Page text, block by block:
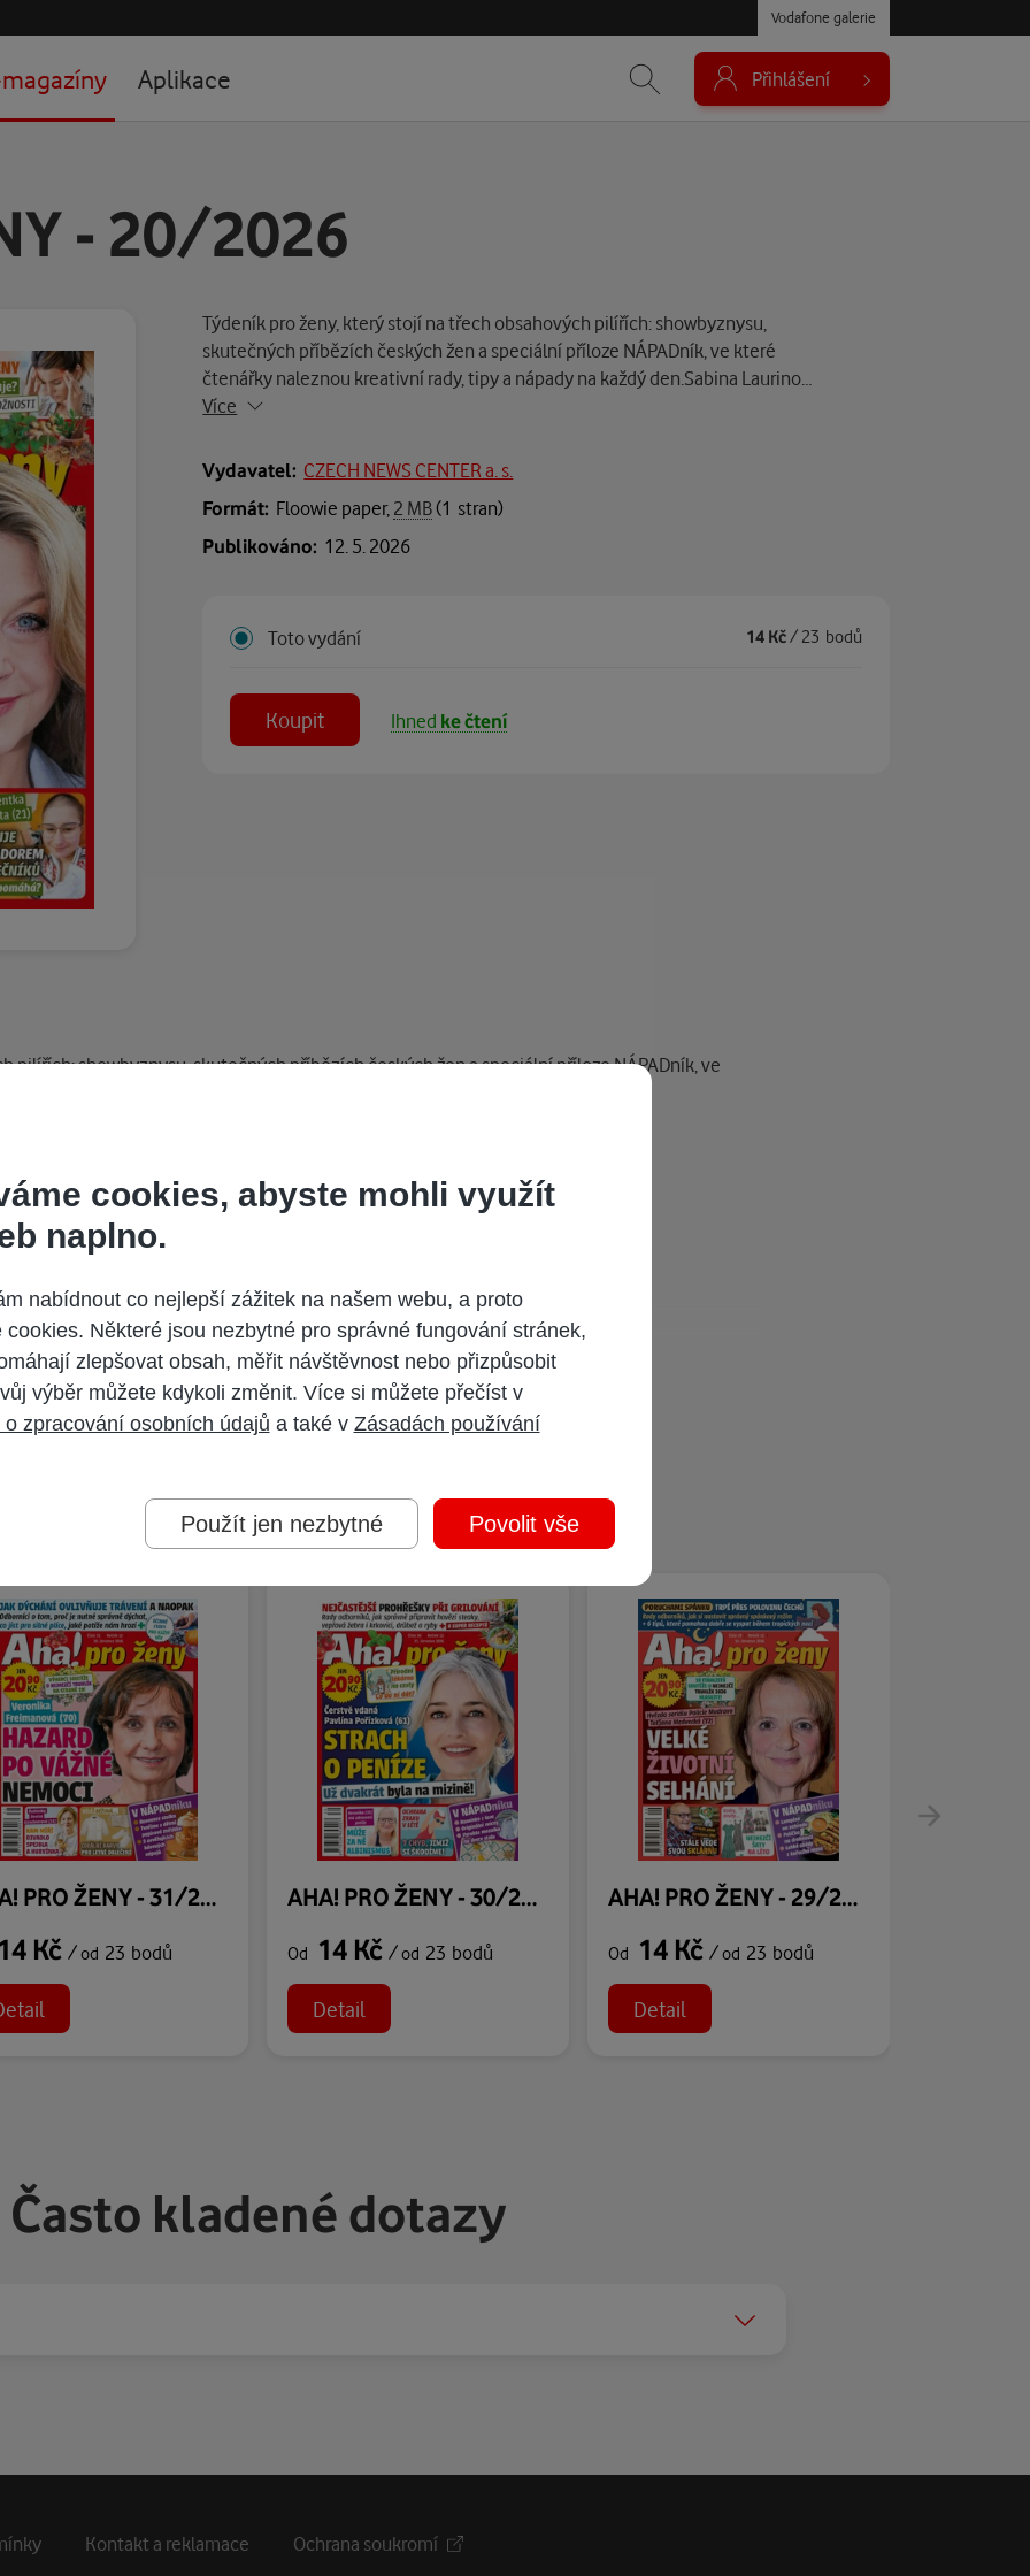
Vodafone galerie
magazíny Aplikace Přihlášení
- 20/2026
Týdeník pro ženy, který stojí na třech obsahových pilířích: showbyznysu,
skutečných příbězích českých žen a speciální příloze NÁPADník, ve které
čtenářky naleznou kreativní rady, tipy a nápady na každý den.Sabina Laurino…
Více
Vydavatel: CZECH NEWS CENTER a. s.
Formát: Floowie paper, 2 MB(1 stran)
Publikováno: 12. 5. 2026
Toto vydání 14 Kč/ 23 bodů
Koupit Ihned ke čtení
pilířích: showbyznysu, skutečných příbězích českých žen a speciální příloze NÁPADník, ve
na každý den.
ji pomáhá?
ji poznat od běžných bolesti hlavy? Co ji vůbec způsobuje?
Další vydání
AHA! PRO ŽENY - 31/2026
14 Kč /od 23 bodů
AHA! PRO ŽENY - 30/2026
Od 14 Kč /od 23 bodů
Detail
AHA! PRO ŽENY - 29/2026
Od 14 Kč /od 23 bodů
Detail
Často kladené dotazy
Kontakt a reklamace Ochrana soukromí
cookies, abyste mohli využít
naplno.
nabídnout co nejlepší zážitek na našem webu, a proto
cookies. Některé jsou nezbytné pro správné fungování stránek,
zlepšovat obsah, měřit návštěvnost nebo přizpůsobit
výběr můžete kdykoli změnit. Více si můžete přečíst v
o zpracování osobních údajů a také v Zásadách používání
Použít jen nezbytné Povolit vše